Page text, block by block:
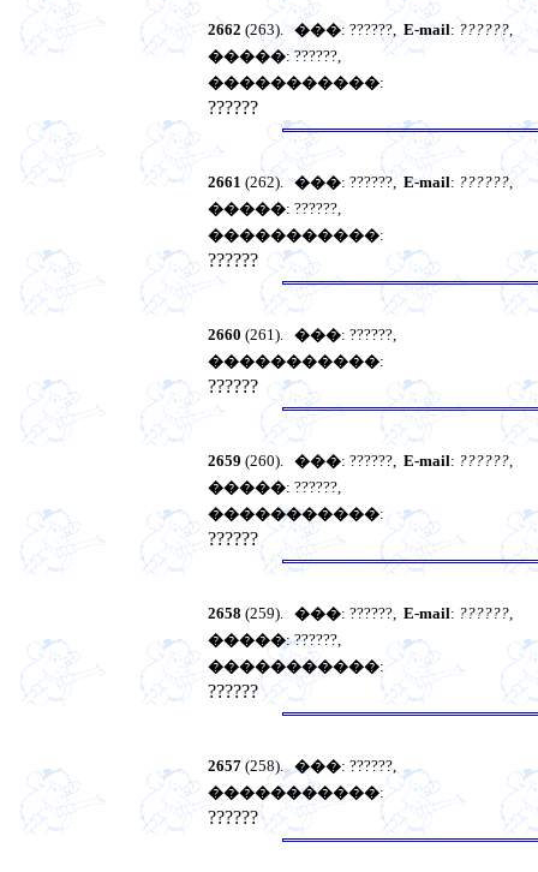
2662 (263).���: ??????, E-mail: ??????,
�����: ??????,
�����������:
??????
2661 (262).���: ??????, E-mail: ??????,
�����: ??????,
�����������:
??????
2660 (261). ���: ??????,
�����������:
??????
2659 (260). ���: ??????, E-mail: ??????,
�����: ??????,
�����������:
??????
2658 (259). ���: ??????, E-mail: ??????,
�����: ??????,
�����������:
??????
2657 (258). ���: ??????,
�����������:
??????